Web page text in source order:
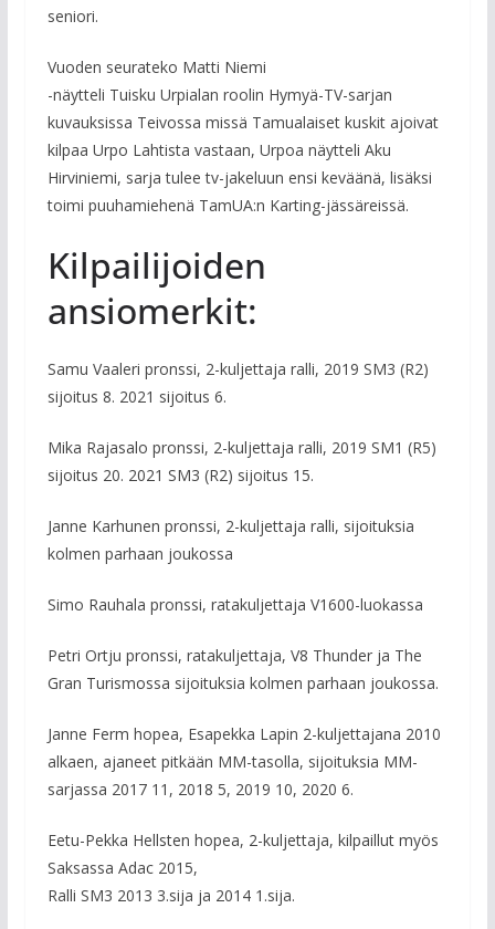
seniori.
Vuoden seurateko Matti Niemi
-näytteli Tuisku Urpialan roolin Hymyä-TV-sarjan
kuvauksissa Teivossa missä Tamualaiset kuskit ajoivat
kilpaa Urpo Lahtista vastaan, Urpoa näytteli Aku
Hirviniemi, sarja tulee tv-jakeluun ensi keväänä, lisäksi
toimi puuhamiehenä TamUA:n Karting-jässäreissä.
Kilpailijoiden
ansiomerkit:
Samu Vaaleri pronssi, 2-kuljettaja ralli, 2019 SM3 (R2)
sijoitus 8. 2021 sijoitus 6.
Mika Rajasalo pronssi, 2-kuljettaja ralli, 2019 SM1 (R5)
sijoitus 20. 2021 SM3 (R2) sijoitus 15.
Janne Karhunen pronssi, 2-kuljettaja ralli, sijoituksia
kolmen parhaan joukossa
Simo Rauhala pronssi, ratakuljettaja V1600-luokassa
Petri Ortju pronssi, ratakuljettaja, V8 Thunder ja The
Gran Turismossa sijoituksia kolmen parhaan joukossa.
Janne Ferm hopea, Esapekka Lapin 2-kuljettajana 2010
alkaen, ajaneet pitkään MM-tasolla, sijoituksia MM-
sarjassa 2017 11, 2018 5, 2019 10, 2020 6.
Eetu-Pekka Hellsten hopea, 2-kuljettaja, kilpaillut myös
Saksassa Adac 2015,
Ralli SM3 2013 3.sija ja 2014 1.sija.